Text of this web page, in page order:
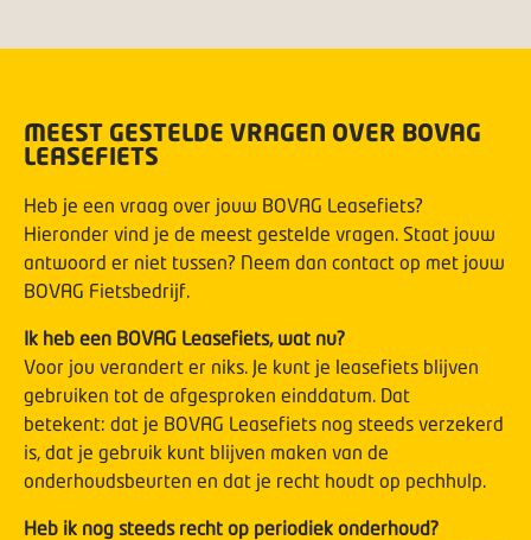
MEEST GESTELDE VRAGEN OVER BOVAG
LEASEFIETS
Heb je een vraag over jouw BOVAG Leasefiets?
Hieronder vind je de meest gestelde vragen. Staat jouw
antwoord er niet tussen? Neem dan contact op met jouw
BOVAG Fietsbedrijf.
Ik heb een BOVAG Leasefiets, wat nu?
Voor jou verandert er niks. Je kunt je leasefiets blijven
gebruiken tot de afgesproken einddatum. Dat
betekent: dat je BOVAG Leasefiets nog steeds verzekerd
is, dat je gebruik kunt blijven maken van de
onderhoudsbeurten en dat je recht houdt op pechhulp.
Heb ik nog steeds recht op periodiek onderhoud?